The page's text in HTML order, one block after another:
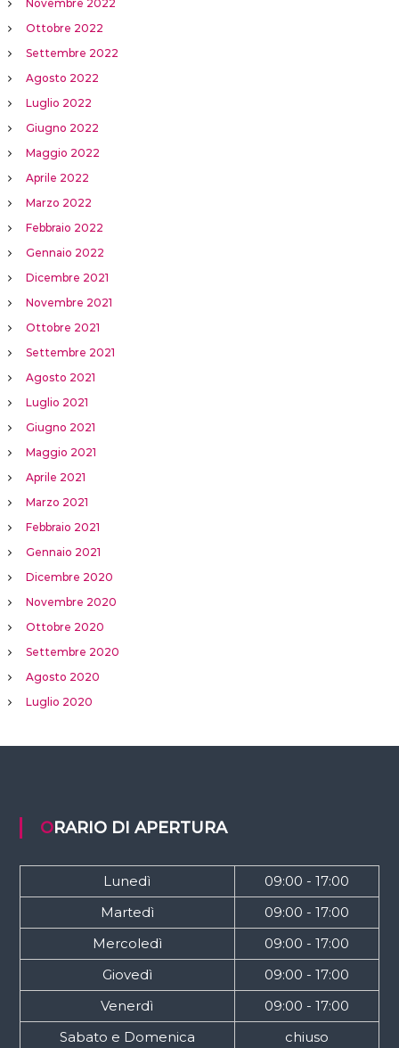
Novembre 2022
Ottobre 2022
Settembre 2022
Agosto 2022
Luglio 2022
Giugno 2022
Maggio 2022
Aprile 2022
Marzo 2022
Febbraio 2022
Gennaio 2022
Dicembre 2021
Novembre 2021
Ottobre 2021
Settembre 2021
Agosto 2021
Luglio 2021
Giugno 2021
Maggio 2021
Aprile 2021
Marzo 2021
Febbraio 2021
Gennaio 2021
Dicembre 2020
Novembre 2020
Ottobre 2020
Settembre 2020
Agosto 2020
Luglio 2020
ORARIO DI APERTURA
Lunedì
09:00 - 17:00
Martedì
09:00 - 17:00
Mercoledì
09:00 - 17:00
Giovedì
09:00 - 17:00
Venerdì
09:00 - 17:00
Sabato e Domenica
chiuso